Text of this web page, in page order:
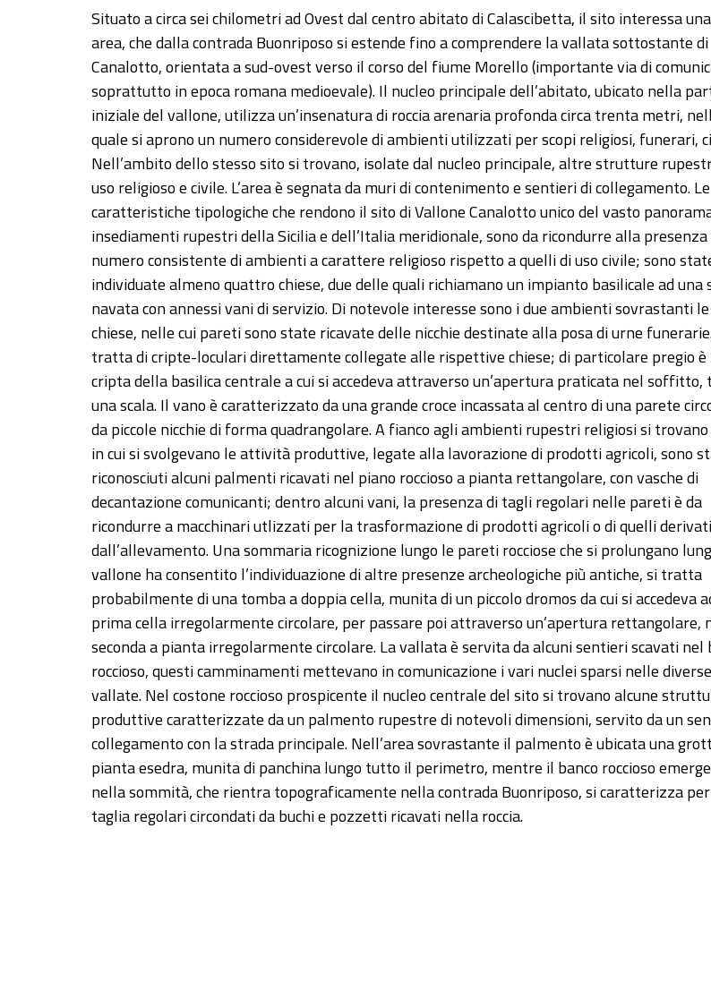
Situato a circa sei chilometri ad Ovest dal centro abitato di Calascibetta, il sito interessa
area, che dalla contrada Buonriposo si estende fino a comprendere la vallata sottostante di
Canalotto, orientata a sud-ovest verso il corso del fiume Morello (importante via di
soprattutto in epoca romana medioevale). Il nucleo principale dell’abitato, ubicato nella
iniziale del vallone, utilizza un’insenatura di roccia arenaria profonda circa trenta metri,
quale si aprono un numero considerevole di ambienti utilizzati per scopi religiosi, funerari,
Nell’ambito dello stesso sito si trovano, isolate dal nucleo principale, altre strutture
uso religioso e civile. L’area è segnata da muri di contenimento e sentieri di collegamento. Le
caratteristiche tipologiche che rendono il sito di Vallone Canalotto unico del vasto
insediamenti rupestri della Sicilia e dell’Italia meridionale, sono da ricondurre alla presenza
numero consistente di ambienti a carattere religioso rispetto a quelli di uso civile; sono
individuate almeno quattro chiese, due delle quali richiamano un impianto basilicale ad una
navata con annessi vani di servizio. Di notevole interesse sono i due ambienti sovrastanti
chiese, nelle cui pareti sono state ricavate delle nicchie destinate alla posa di urne
tratta di cripte-loculari direttamente collegate alle rispettive chiese; di particolare pregio è
cripta della basilica centrale a cui si accedeva attraverso un’apertura praticata nel
una scala. Il vano è caratterizzato da una grande croce incassata al centro di una parete
da piccole nicchie di forma quadrangolare. A fianco agli ambienti rupestri religiosi si
in cui si svolgevano le attività produttive, legate alla lavorazione di prodotti agricoli, sono
riconosciuti alcuni palmenti ricavati nel piano roccioso a pianta rettangolare, con vasche di
decantazione comunicanti; dentro alcuni vani, la presenza di tagli regolari nelle pareti è da
ricondurre a macchinari utlizzati per la trasformazione di prodotti agricoli o di quelli derivati
dall’allevamento. Una sommaria ricognizione lungo le pareti rocciose che si prolungano
vallone ha consentito l’individuazione di altre presenze archeologiche più antiche, si tratta
probabilmente di una tomba a doppia cella, munita di un piccolo dromos da cui si accedeva
prima cella irregolarmente circolare, per passare poi attraverso un’apertura rettangolare,
seconda a pianta irregolarmente circolare. La vallata è servita da alcuni sentieri scavati nel
roccioso, questi camminamenti mettevano in comunicazione i vari nuclei sparsi nelle diverse
vallate. Nel costone roccioso prospicente il nucleo centrale del sito si trovano alcune
produttive caratterizzate da un palmento rupestre di notevoli dimensioni, servito da un
collegamento con la strada principale. Nell’area sovrastante il palmento è ubicata una
pianta esedra, munita di panchina lungo tutto il perimetro, mentre il banco roccioso
nella sommità, che rientra topograficamente nella contrada Buonriposo, si caratterizza
taglia regolari circondati da buchi e pozzetti ricavati nella roccia.